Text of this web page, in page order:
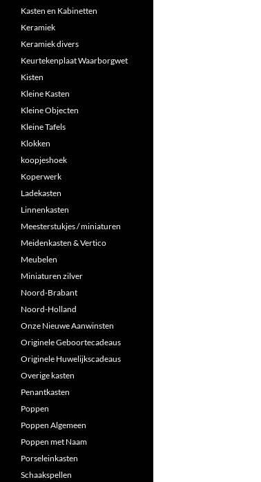
Kasten en Kabinetten
Keramiek
Keramiek divers
Keurtekenplaat Waarborgwet
Kisten
Kleine Kasten
Kleine Objecten
Kleine Tafels
Klokken
koopjeshoek
Koperwerk
Ladekasten
Linnenkasten
Meesterstukjes / miniaturen
Meidenkasten & Vertico
Meubelen
Miniaturen zilver
Noord-Brabant
Noord-Holland
Onze Nieuwe Aanwinsten
Originele Geboortecadeaus
Originele Huwelijkscadeaus
Overige kasten
Penantkasten
Poppen
Poppen Algemeen
Poppen met Naam
Porseleinkasten
Schaakspellen